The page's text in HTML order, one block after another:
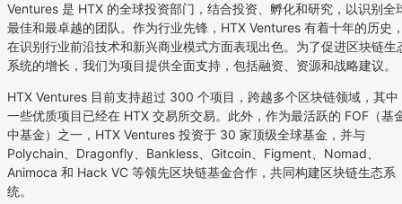
Ventures 是 HTX 的全球投资部门，结合投资、孵化和研究，以识别全
最佳和最卓越的团队。作为行业先锋，HTX Ventures 有着十年的历史
在识别行业前沿技术和新兴商业模式方面表现出色。为了促进区块链生
系统的增长，我们为项目提供全面支持，包括融资、资源和战略建议。
HTX Ventures 目前支持超过 300 个项目，跨越多个区块链领域，其中
一些优质项目已经在 HTX 交易所交易。此外，作为最活跃的 FOF（基
中基金）之一，HTX Ventures 投资于 30 家顶级全球基金，并与
Polychain、Dragonfly、Bankless、Gitcoin、Figment、Nomad、
Animoca 和 Hack VC 等领先区块链基金合作，共同构建区块链生态系
统。